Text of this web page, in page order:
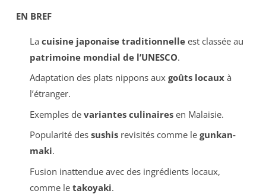
EN BREF
La cuisine japonaise traditionnelleest classée au
patrimoine mondial de l’UNESCO.
Adaptation des plats nippons aux goûts locauxà
l’étranger.
Exemples de variantes culinairesen Malaisie.
Popularité des sushisrevisités comme le gunkan-
maki.
Fusion inattendue avec des ingrédients locaux,
comme le takoyaki.